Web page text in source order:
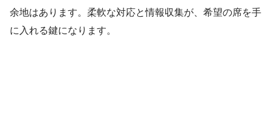
余地はあります。柔軟な対応と情報収集が、希望の席を手
に入れる鍵になります。